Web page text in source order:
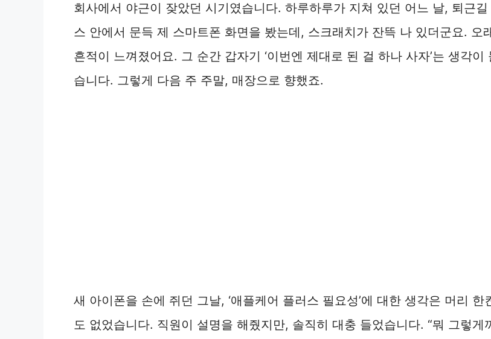
i
d
e
회사에서 야근이 잦았던 시기였습니다. 하루하루가 지쳐 있던 어느 날, 퇴근길
스 안에서 문득 제 스마트폰 화면을 봤는데, 스크래치가 잔뜩 나 있더군요. 오
흔적이 느껴졌어요. 그 순간 갑자기 ‘이번엔 제대로 된 걸 하나 사자’는 생각이
습니다. 그렇게 다음 주 주말, 매장으로 향했죠.
새 아이폰을 손에 쥐던 그날, ‘애플케어 플러스 필요성’에 대한 생각은 머리 한
도 없었습니다. 직원이 설명을 해줬지만, 솔직히 대충 들었습니다. “뭐 그렇게